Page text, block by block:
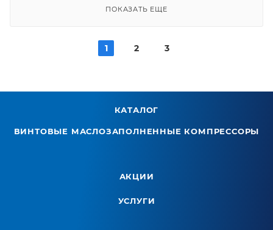
ПОКАЗАТЬ ЕЩЕ
1 2 3
КАТАЛОГ
ВИНТОВЫЕ МАСЛОЗАПОЛНЕННЫЕ КОМПРЕССОРЫ
АКЦИИ
УСЛУГИ